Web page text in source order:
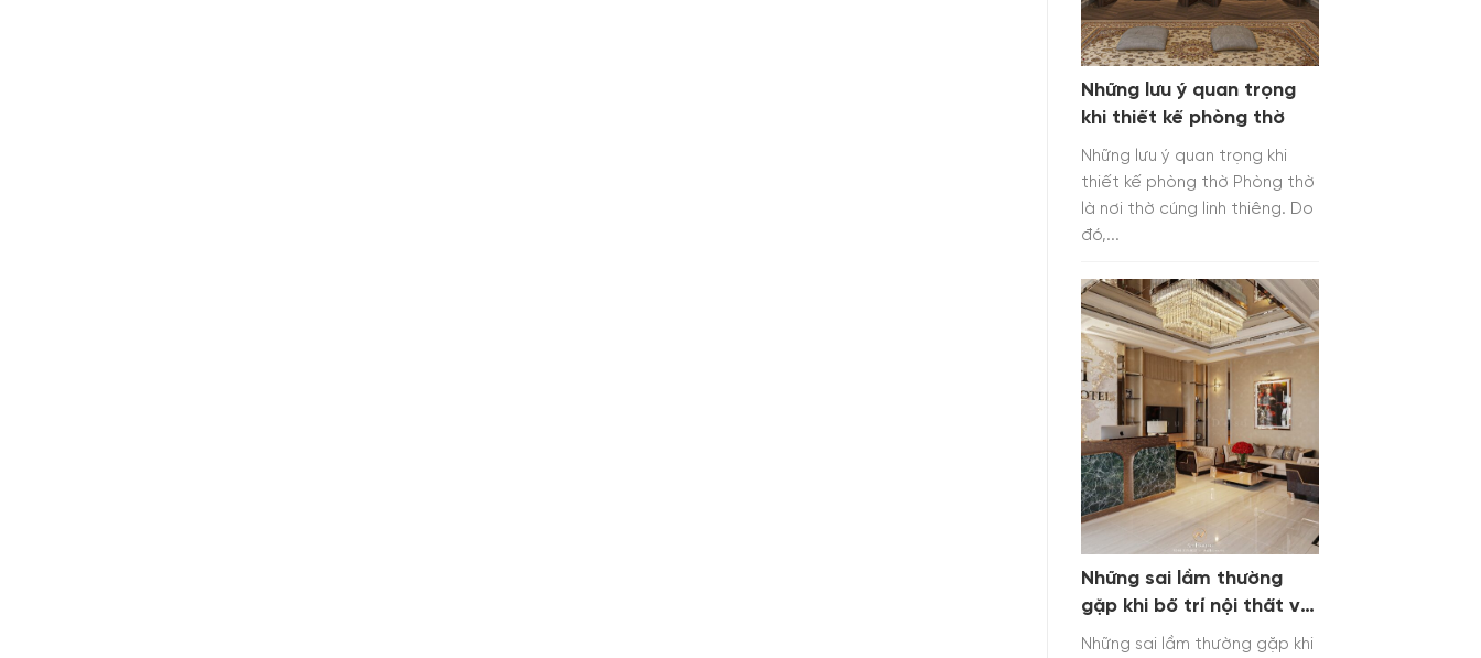
Những lưu ý quan trọng
khi thiết kế phòng thờ
Những lưu ý quan trọng khi
thiết kế phòng thờ Phòng thờ
là nơi thờ cúng linh thiêng. Do
đó,...
Những sai lầm thường
gặp khi bố trí nội thất và
cách khắc phục
Những sai lầm thường gặp khi